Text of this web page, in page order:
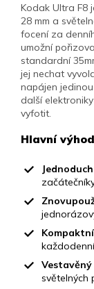
Kodak Ultra F8
28 mm a
focení za
umožní
standardní
jej nechat
napájen
další
vyfotit.
Hlavní
světelných